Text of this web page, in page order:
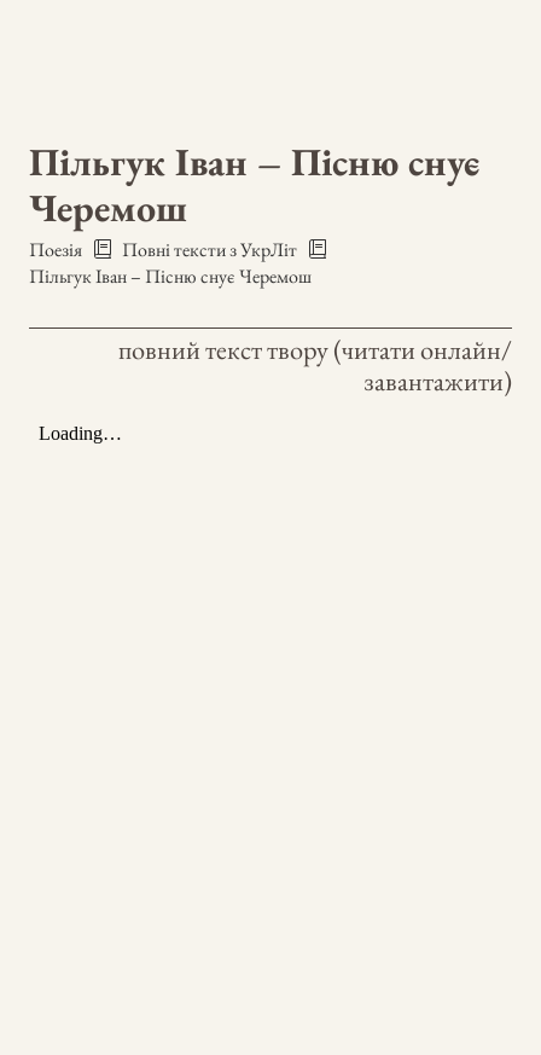
Пільгук Іван – Пісню снує
Черемош
Поезія
Повні тексти з УкрЛіт
Пільгук Іван – Пісню снує Черемош
повний текст твору (читати онлайн/
завантажити)